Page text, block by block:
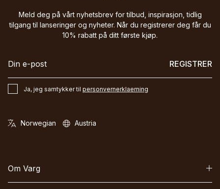
Meld deg på vårt nyhetsbrev for tilbud, inspirasjon, tidlig
tilgang til lanseringer og nyheter. Når du registrerer deg får du
10% rabatt på ditt første kjøp.
REGISTRER
Ja, jeg samtykker til personvernerklaerning
Om Varg